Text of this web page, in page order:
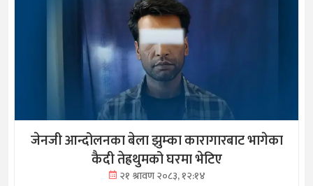
जेनजी आन्दोलनका बेला झुम्का कारागारबाट भागेका
कैदी तेह्रथुमको घरमा भेटिए
२१ श्रावण २०८३, १२:१४